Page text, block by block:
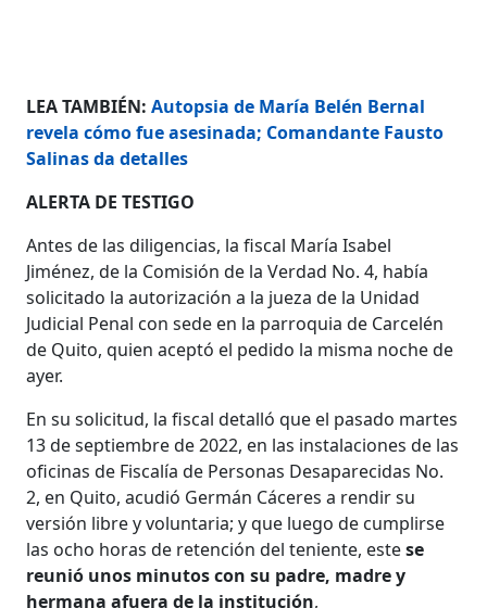
LEA TAMBIÉN:Autopsia de María Belén Bernal
revela cómo fue asesinada; Comandante Fausto
Salinas da detalles
ALERTA DE TESTIGO
Antes de las diligencias, la fiscal María Isabel
Jiménez, de la Comisión de la Verdad No. 4, había
solicitado la autorización a la jueza de la Unidad
Judicial Penal con sede en la parroquia de Carcelén
de Quito, quien aceptó el pedido la misma noche de
ayer.
En su solicitud, la fiscal detalló que el pasado martes
13 de septiembre de 2022, en las instalaciones de las
oficinas de Fiscalía de Personas Desaparecidas No.
2, en Quito, acudió Germán Cáceres a rendir su
versión libre y voluntaria; y que luego de cumplirse
las ocho horas de retención del teniente, estese
reunió unos minutos con su padre, madre y
hermana afuera de la institución,